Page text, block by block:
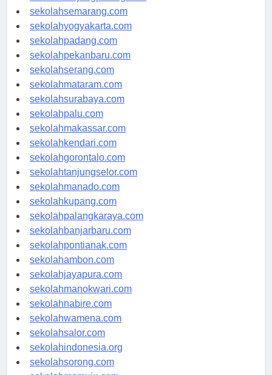
sekolahtanjungpinang.com
sekolahsemarang.com
sekolahyogyakarta.com
sekolahpadang.com
sekolahpekanbaru.com
sekolahserang.com
sekolahmataram.com
sekolahsurabaya.com
sekolahpalu.com
sekolahmakassar.com
sekolahkendari.com
sekolahgorontalo.com
sekolahtanjungselor.com
sekolahmanado.com
sekolahkupang.com
sekolahpalangkaraya.com
sekolahbanjarbaru.com
sekolahpontianak.com
sekolahambon.com
sekolahjayapura.com
sekolahmanokwari.com
sekolahnabire.com
sekolahwamena.com
sekolahsalor.com
sekolahindonesia.org
sekolahsorong.com